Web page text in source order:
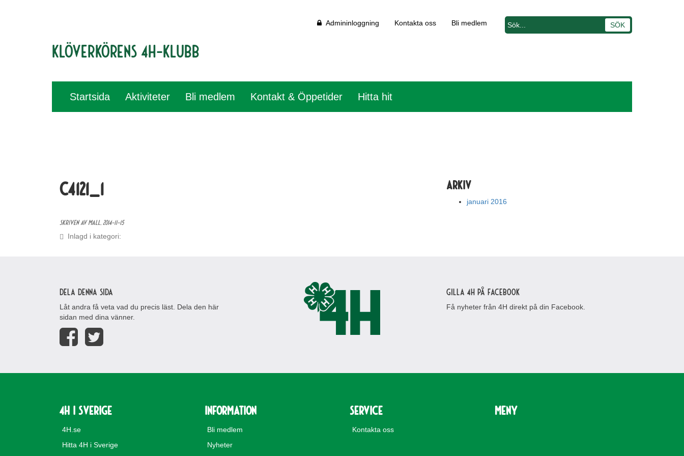
Klöverkörens 4H-klubb
Admininloggning Kontakta oss Bli medlem
Startsida Aktiviteter Bli medlem Kontakt & Öppetider Hitta hit
C4121_1
Skriven av Mall,2014-11-15
Inlagd i kategori:
Arkiv
januari 2016
Dela denna sida
Låt andra få veta vad du precis läst. Dela den här
sidan med dina vänner.
Gilla 4H på Facebook
Få nyheter från 4H direkt på din Facebook.
4H i Sverige
4H.se
Hitta 4H i Sverige
Information
Bli medlem
Nyheter
Service
Kontakta oss
Meny